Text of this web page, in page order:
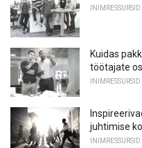
INIMRESSURSID
Kuidas
töötajate
INIMRESSURSID
juhtimise
INIMRESSURSID